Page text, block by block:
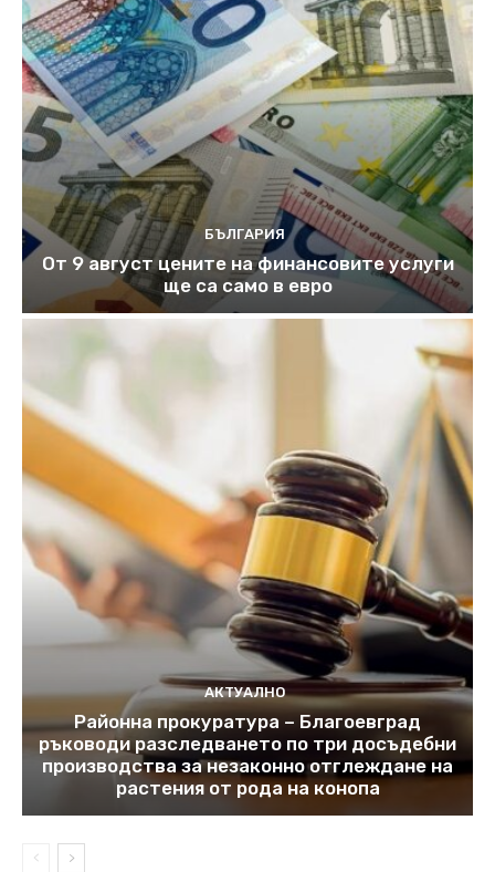
БЪЛГАРИЯ
От 9 август цените на финансовите услуги
ще са само в евро
АКТУАЛНО
Районна прокуратура – Благоевград
ръководи разследването по три досъдебни
производства за незаконно отглеждане на
растения от рода на конопа